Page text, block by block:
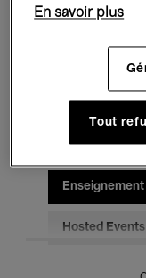
Musique
Pour tous
Enseignement
Hosted Events
En savoir plus
Tout